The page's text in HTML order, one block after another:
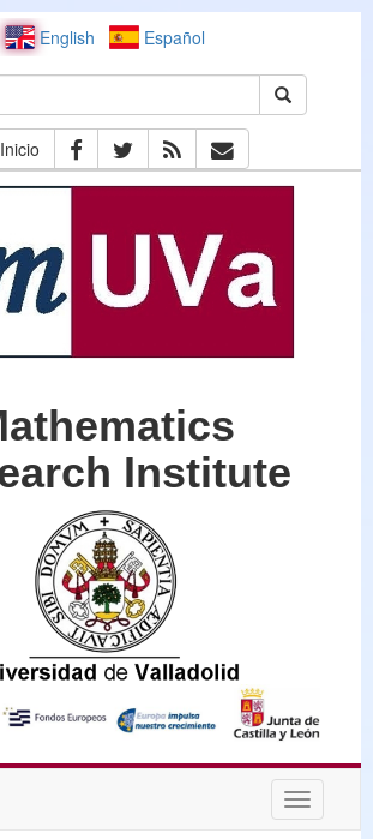
English Español
Institute
Desplegar